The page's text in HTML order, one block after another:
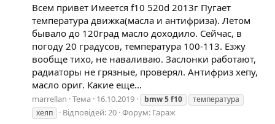
Всем привет Имеется f10 520d 2013г Пугает
температура движка(масла и антифриза). Летом
бывало до 120град масло доходило. Сейчас, в
погоду 20 градусов, температура 100-113. Езжу
вообще тихо, не наваливаю. Заслонки работают,
радиаторы не грязные, проверял. Антифриз хепу,
масло ориг. Какие еще...
marrellan Тема 16.10.2019 bmw5f10
температура
хелп
Відповідей: 20 Форум: Гараж